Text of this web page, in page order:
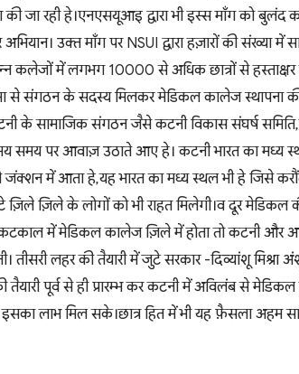
जा रही हे।एनएसयूआइ द्वारा भी इस्स माँग को
उक्त माँग पर NSUI द्वारा हज़ारों की संख्या
कलेजों में लगभग 10000 से अधिक छात्रों से हस्ताक्षर
से संगठन के सदस्य मिलकर मेडिकल कालेज स्थापना
के सामाजिक संगठन जैसे कटनी विकास संघर्ष
समय पर आवाज़ उठाते आए हे। कटनी भारत का मध्य
में आता हे,यह भारत का मध्य स्थल भी हे जिसे
ज़िले के लोगों को भी राहत मिलेगी।व दूर मेडिकल
में मेडिकल कालेज ज़िले में होता तो कटनी और
तीसरी लहर की तैयारी में जुटे सरकार -दिव्यांशू
तैयारी पूर्व से ही प्रारम्भ कर कटनी में अविलंब से मेडिकल
लाभ मिल सके।छात्र हित में भी यह फ़ैसला अहम